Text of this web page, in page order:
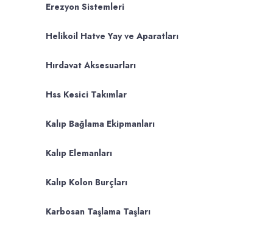
Erezyon Sistemleri
Helikoil Hatve Yay ve Aparatları
Hırdavat Aksesuarları
Hss Kesici Takımlar
Kalıp Bağlama Ekipmanları
Kalıp Elemanları
Kalıp Kolon Burçları
Karbosan Taşlama Taşları